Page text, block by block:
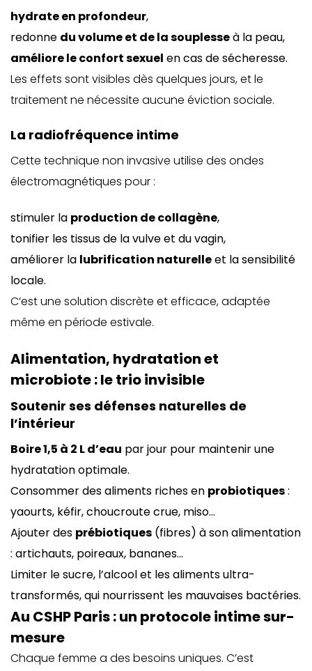
hydrate en profondeur,
redonne du volume et de la souplesseà la peau,
améliore le confort sexuel en cas de sécheresse.
Les effets sont visibles dès quelques jours, et le
traitement ne nécessite aucune éviction sociale.
La radiofréquence intime
Cette technique non invasive utilise des ondes
électromagnétiques pour :
stimuler la production de collagène,
tonifier les tissus de la vulve et du vagin,
améliorer la lubrification naturelleet la sensibilité
locale.
C’est une solution discrète et efficace, adaptée
même en période estivale.
Alimentation, hydratation et
microbiote : le trio invisible
Soutenir ses défenses naturelles de
l’intérieur
Boire 1,5 à 2 L d’eau par jour pour maintenir une
hydratation optimale.
Consommer des aliments riches en probiotiques:
yaourts, kéfir, choucroute crue, miso…
Ajouter des prébiotiques (fibres) à son alimentation
: artichauts, poireaux, bananes…
Limiter le sucre, l’alcool et les aliments ultra-
transformés, qui nourrissent les mauvaises bactéries.
Au CSHP Paris : un protocole intime sur-
mesure
Chaque femme a des besoins uniques. C’est